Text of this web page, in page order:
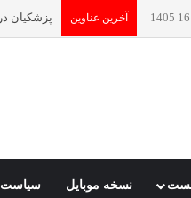
آخرین عناوین
نسخه موبایل سیاست